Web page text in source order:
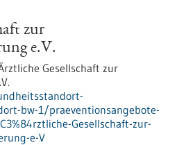
zur
e.V.
Gesellschaft zur
bw-1/praeventionsangebote-
Gesellschaft-zur-
e-V